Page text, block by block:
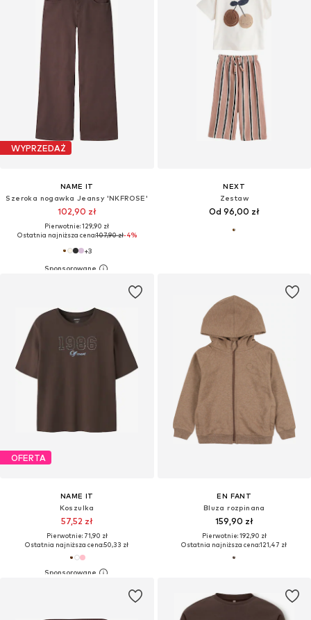
WYPRZEDAŻ
NAME IT
Szeroka nogawka Jeansy 'NKFROSE'
102,90 zł
Pierwotnie: 129,90 zł
Ostatnia najniższa cena:107,90 zł-4%
+3
NEXT
Zestaw
Od 96,00 zł
OFERTA
NAME IT
Koszulka
57,52 zł
Pierwotnie: 71,90 zł
Ostatnia najniższa cena:50,33 zł
EN FANT
Bluza rozpinana
159,90 zł
Pierwotnie: 192,90 zł
Ostatnia najniższa cena:121,47 zł